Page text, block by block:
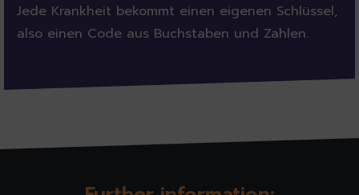
Jede Krankheit bekommt einen eigenen Schlüssel,
also einen Code aus Buchstaben und Zahlen.